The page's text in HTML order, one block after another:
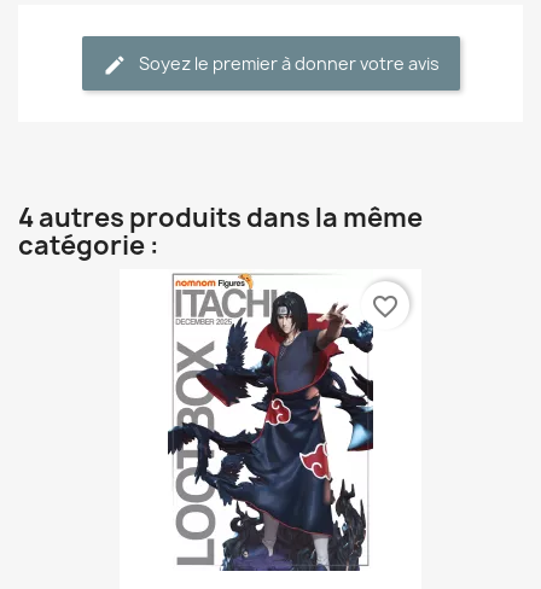
Soyez le premier à donner votre avis
4 autres produits dans la même
catégorie :
favorite_border